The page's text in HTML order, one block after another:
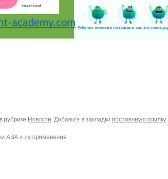
рубрике Новости. Добавьте в закладки постоянную ссылку.
АВА и их применения